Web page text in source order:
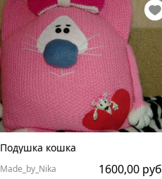
Подушка кошка
Made_by_Nika 1600,00 руб